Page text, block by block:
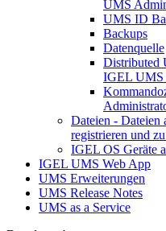
UMS
UMS ID
Backups
Datenquelle
Distributed
IGEL UMS
Dateien -
registrieren und
IGEL OS Geräte
IGEL UMS Web App
UMS Erweiterungen
UMS Release Notes
UMS as a Service